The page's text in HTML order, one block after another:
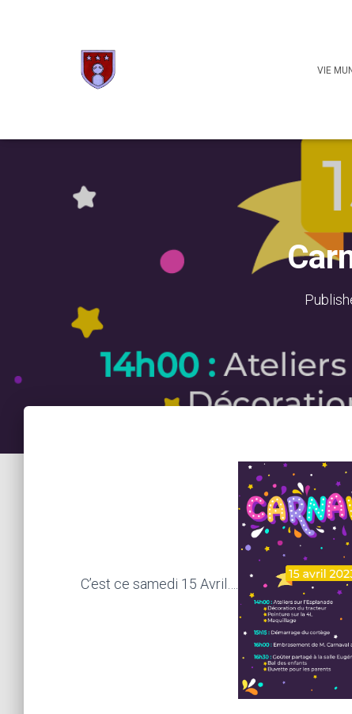
VIE
C’est ce samedi 15 Avril….